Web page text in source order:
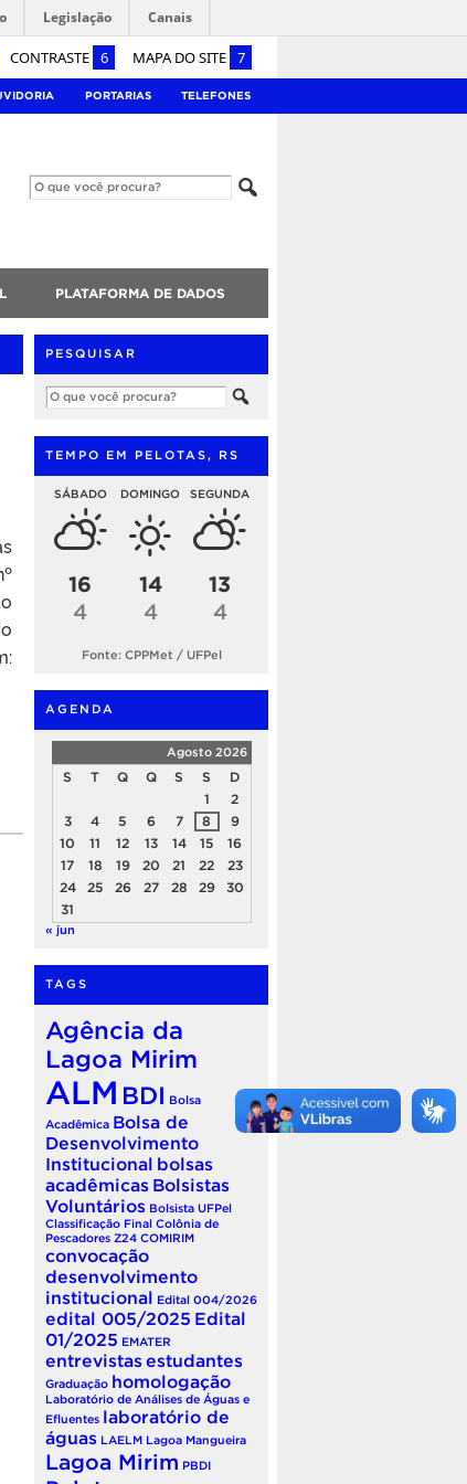
CONTRASTE 6 MAPA DO SITE 7
Legislação Canais
PORTARIAS TELEFONES
PLATAFORMA DE DADOS
PESQUISAR
TEMPO EM PELOTAS, RS
SÁBADO
16
4
DOMINGO
14
4
SEGUNDA
13
4
Fonte: CPPMet / UFPel
AGENDA
Agosto 2026
S T Q Q S S
D
1
2
3
4 5 6 7 8
9
10
11 12 13 14 15
16
17
18 19 20 21 22
23
24
25 26 27 28 29
30
31
« jun
TAGS
Agência da
Lagoa Mirim
ALM BDI Bolsa
Acadêmica Bolsa de
Desenvolvimento
Institucional bolsas
acadêmicas Bolsistas
Voluntários Bolsista UFPel
Classificação Final Colônia de
Pescadores Z24 COMIRIM
convocação
desenvolvimento
institucional Edital 004/2026
edital 005/2025 Edital
01/2025 EMATER
entrevistasestudantes
Graduação homologação
Laboratório de Análises de Águas e
Efluentes laboratório de
águas LAELM Lagoa Mangueira
Lagoa Mirim PBDI